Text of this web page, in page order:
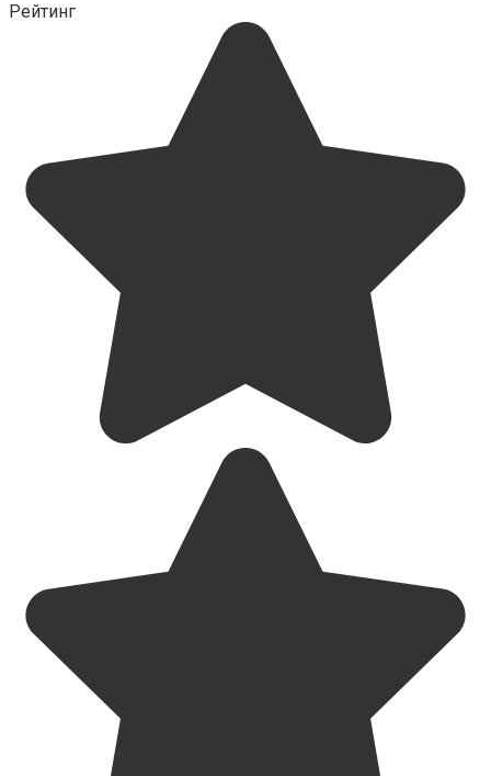
Рейтинг